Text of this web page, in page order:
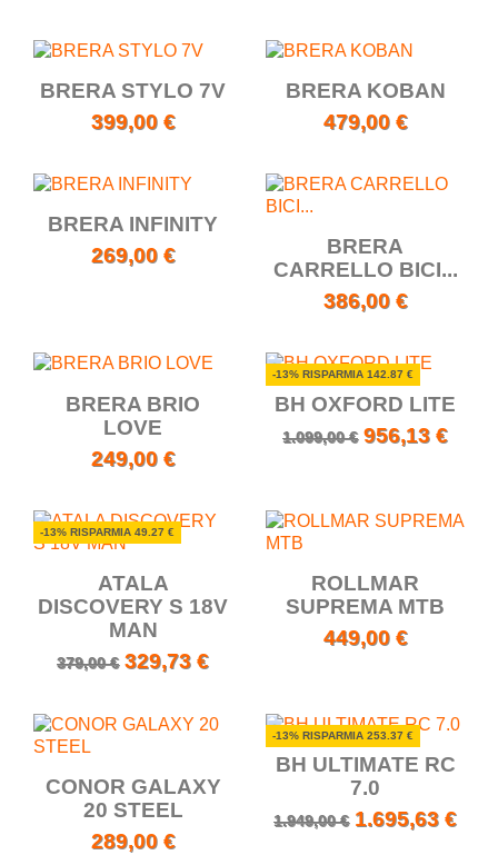
BRERA STYLO 7V
399,00 €
BRERA KOBAN
479,00 €
BRERA INFINITY
269,00 €
BRERA
CARRELLO BICI...
386,00 €
BRERA BRIO
LOVE
249,00 €
BH OXFORD LITE
1.099,00 € 956,13 €
-13% RISPARMIA 142.87 €
ATALA
DISCOVERY S 18V
MAN
379,00 € 329,73 €
-13% RISPARMIA 49.27 €
ROLLMAR
SUPREMA MTB
449,00 €
CONOR GALAXY
20 STEEL
289,00 €
BH ULTIMATE RC
7.0
1.949,00 € 1.695,63 €
-13% RISPARMIA 253.37 €